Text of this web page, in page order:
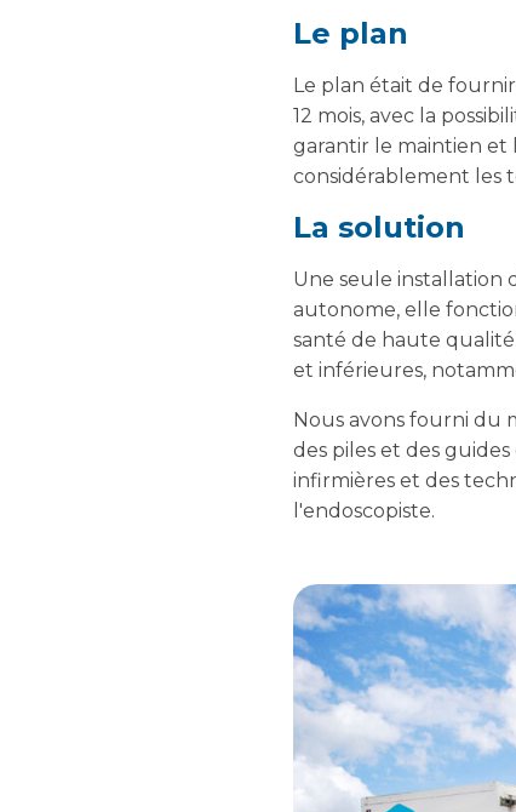
Le plan
Le plan était de
12 mois, avec la
garantir le maintien et
considérablement les
La solution
Une seule installation
autonome, elle
santé de haute
et inférieures,
Nous avons fourni du
des piles et des
infirmières et des
l'endoscopiste.